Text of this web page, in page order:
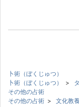
卜術（ぼくじゅつ）
卜術（ぼくじゅつ）
>
その他の占術
その他の占術 > 文化教